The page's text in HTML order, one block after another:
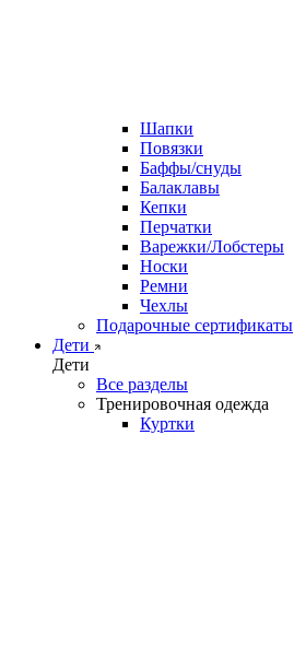
Шапки
Повязки
Баффы/снуды
Балаклавы
Кепки
Перчатки
Варежки/Лобстеры
Носки
Ремни
Чехлы
Подарочные сертификаты
Дети
Дети
Все разделы
Тренировочная одежда
Куртки